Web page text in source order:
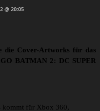
@ 20:05
die Cover-Artworks für das
BATMAN 2: DC SUPER
kommt für Xbox 360,